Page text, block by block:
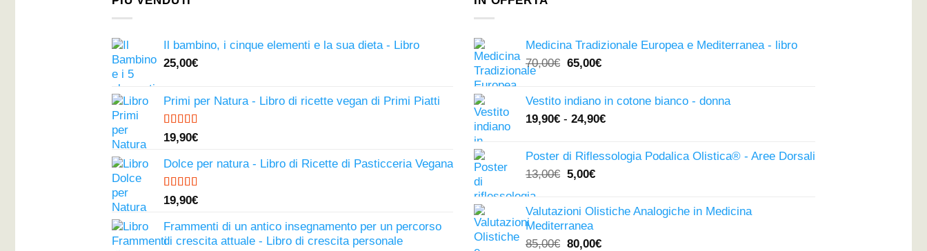
Il bambino, i cinque elementi e la sua dieta - Libro
25,00€
Primi per Natura - Libro di ricette vegan di Primi Piatti
Valutato
4.50
19,90€
Dolce per natura - Libro di Ricette di Pasticceria Vegana
Valutato
4.81
19,90€
Frammenti di un antico insegnamento per un percorso
di crescita attuale - Libro di crescita personale
Medicina Tradizionale Europea e Mediterranea - libro
70,00€ Il
era:
70,00€.
65,00€Il
è:
65,00€.
Vestito indiano in cotone bianco - donna
19,90€ - 24,90€
Poster di Riflessologia Podalica Olistica® - Aree Dorsali
13,00€ Il
originale
era:
13,00€.
5,00€Il
attuale
è:
Valutazioni Olistiche Analogiche in Medicina
Mediterranea
85,00€ Il
80,00€Il